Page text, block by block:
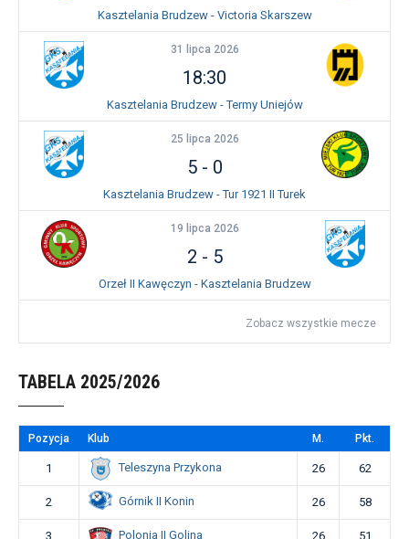
Kasztelania Brudzew - Victoria Skarszew
31 lipca 2026
18:30
Kasztelania Brudzew - Termy Uniejów
25 lipca 2026
5- 0
Kasztelania Brudzew - Tur 1921 II Turek
19 lipca 2026
2 - 5
Orzeł II Kawęczyn - Kasztelania Brudzew
Zobacz wszystkie mecze
TABELA 2025/2026
Pozycja Klub M. Pkt.
1 Teleszyna Przykona 26 62
2 Górnik II Konin 26 58
3 Polonia II Golina 26 51